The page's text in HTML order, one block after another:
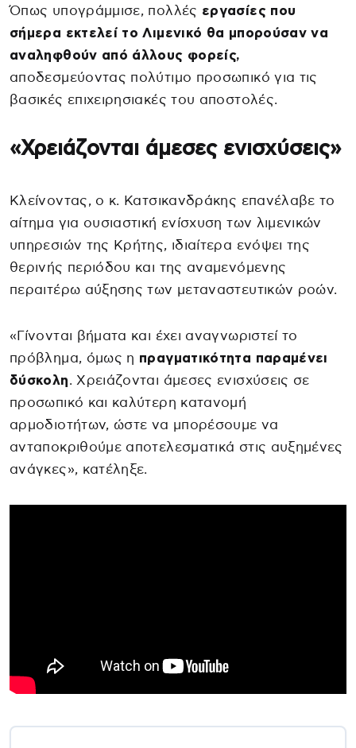
Όπως υπογράμμισε, πολλές εργασίες που
σήμερα εκτελεί το Λιμενικό θα μπορούσαν να
αναληφθούν από άλλους φορείς,
αποδεσμεύοντας πολύτιμο προσωπικό για τις
βασικές επιχειρησιακές του αποστολές.
«Χρειάζονται άμεσες ενισχύσεις»
Κλείνοντας, ο κ. Κατσικανδράκης επανέλαβε το
αίτημα για ουσιαστική ενίσχυση των λιμενικών
υπηρεσιών της Κρήτης, ιδιαίτερα ενόψει της
θερινής περιόδου και της αναμενόμενης
περαιτέρω αύξησης των μεταναστευτικών ροών.
«Γίνονται βήματα και έχει αναγνωριστεί το
πρόβλημα, όμως η πραγματικότητα παραμένει
δύσκολη. Χρειάζονται άμεσες ενισχύσεις σε
προσωπικό και καλύτερη κατανομή
αρμοδιοτήτων, ώστε να μπορέσουμε να
ανταποκριθούμε αποτελεσματικά στις αυξημένες
ανάγκες», κατέληξε.